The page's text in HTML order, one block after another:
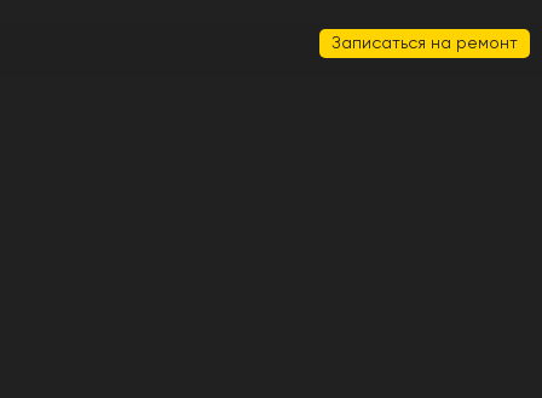
Записаться на ремонт